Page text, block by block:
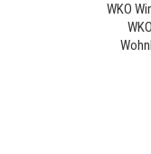
WKO